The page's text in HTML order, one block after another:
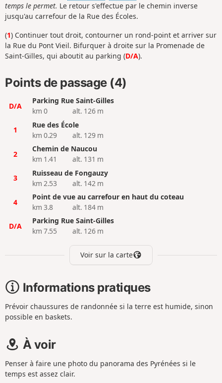
temps le permet. Le retour s'effectue par le chemin inverse
jusqu'au carrefour de la Rue des Écoles.
(1) Continuer tout droit, contourner un rond-point et arriver sur
la Rue du Pont Vieil. Bifurquer à droite sur la Promenade de
Saint-Gilles, qui aboutit au parking (D/A).
Points de passage (4)
D/A
Parking Rue Saint-Gilles
km 0
alt. 126 m
1
Rue des École
km 0.29
alt. 129 m
2
Chemin de Naucou
km 1.41
alt. 131 m
3
Ruisseau de Fongauzy
km 2.53
alt. 142 m
4
Point de vue au carrefour en haut du coteau
km 3.8
alt. 184 m
D/A
Parking Rue Saint-Gilles
km 7.55
alt. 126 m
Voir sur la carte
Informations pratiques
Prévoir chaussures de randonnée si la terre est humide, sinon
possible en baskets.
À voir
Penser à faire une photo du panorama des Pyrénées si le
temps est assez clair.